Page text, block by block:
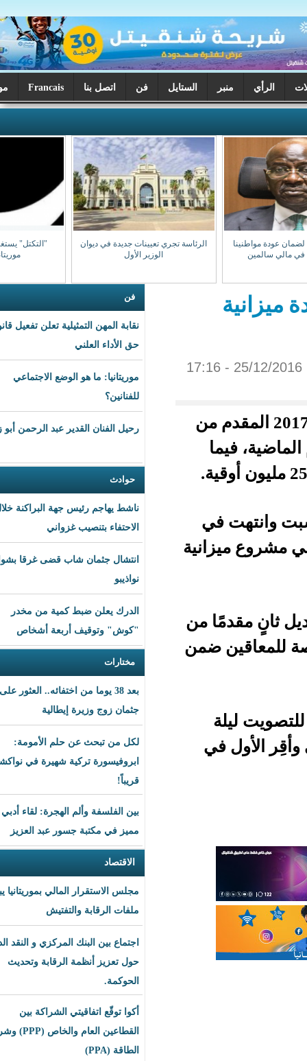
الستايل فن اتصل بنا Francais موريتانيا اليوم
الرئاسة تجري تعيينات جديدة في ديوان
"التكتل" يستغرب تكرر استهداف
نقابة المهن التمثيلية تعلن تفعيل قانون
موريتانيا: ما هو الوضع الاجتماعي
رحيل الفنان القدير عبد الرحمن أبو زهرة
حوادث
ناشط يهاجم رئيس جهة البراكنة خلال
الاحتفاء بتنصيب غزواني
انتشال جثمان شاب قضى غرقا بشواطئ
الدرك يعلن ضبط كمية من مخدر
"كوش" وتوقيف أربعة أشخاص
بعد 38 يوما من اختفائه.. العثور على
جثمان زوج وزيرة إيطالية
لكل من تبحث عن حلم الأمومة:
ابروفيسورة تركية شهيرة في نواكشوط
بين الفلسفة وألم الهجرة: لقاء أدبي
مميز في مكتبة جسور عبد العزيز
مجلس الاستقرار المالي بموريتانيا يبحث
ملفات الرقابة والتفتيش
اجتماع بين البنك المركزي و النقد الدولي
حول تعزيز أنظمة الرقابة وتحديث
أكوا توقّع اتفاقيتي الشراكة بين
القطاعين العام والخاص (PPP) وشراء
العام 2017 المقدم من
في
من
ضمن
في